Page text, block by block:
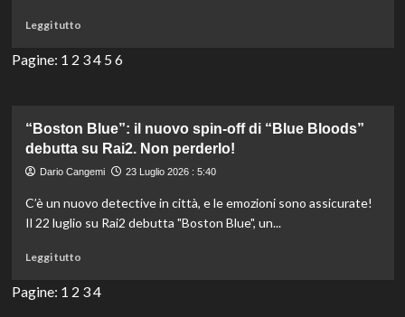
Leggi tuttoLeggi
più
Strange
New
–
l’ignoto
in
avventure
Pagine: 1 2 34 5 6
“Boston Blue”: il nuovo spin-off di “Blue Bloods”
debutta su Rai2. Non perderlo!
Dario Cangemi 23 Luglio 2026 : 5:40
C’è un nuovo detective in città, e le emozioni sono assicurate!
Il 22 luglio su Rai2 debutta "Boston Blue", un...
Leggi tuttoLeggi
più
Pagine: 1 2 34